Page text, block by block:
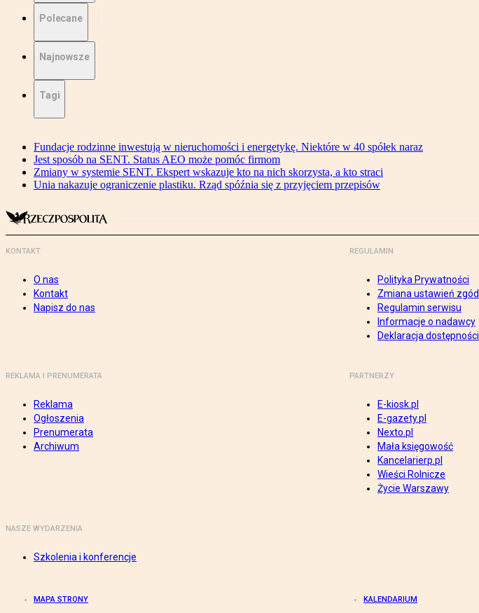
Polecane
Najnowsze
Tagi
Fundacje rodzinne inwestują w nieruchomości i energetykę. Niektóre w 40 spółek naraz
Jest sposób na SENT. Status AEO może pomóc firmom
Zmiany w systemie SENT. Ekspert wskazuje kto na nich skorzysta, a kto straci
Unia nakazuje ograniczenie plastiku. Rząd spóźnia się z przyjęciem przepisów
KONTAKT
O nas
Kontakt
Napisz do nas
REGULAMIN
Polityka Prywatności
Zmiana ustawień zgód
Regulamin serwisu
Informacje o nadawcy
Deklaracja dostępności
REKLAMA I PRENUMERATA
Reklama
Ogłoszenia
Prenumerata
Archiwum
PARTNERZY
E-kiosk.pl
E-gazety.pl
Nexto.pl
Mała księgowość
Kancelarierp.pl
Wieści Rolnicze
Życie Warszawy
NASZE WYDARZENIA
Szkolenia i konferencje
MAPA STRONY KALENDARIUM